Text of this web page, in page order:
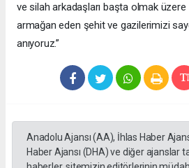
ve silah arkadaşları başta olmak üzere
armağan eden şehit ve gazilerimizi
anıyoruz.”
Anadolu Ajansı (AA), İhlas Haber
Haber Ajansı (DHA) ve diğer ajanslar